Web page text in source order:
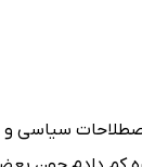
سیاسی